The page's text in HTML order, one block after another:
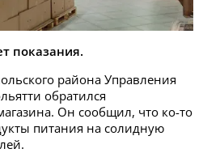
показания.
района Управления
обратился
Он сообщил, что ко-то
питания на солидную